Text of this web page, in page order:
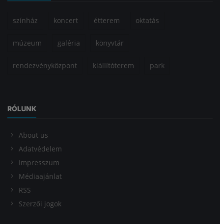
színház koncert étterem oktatás
múzeum galéria könyvtár
rendezvényközpont kiállítóterem park
RÓLUNK
About us
Adatvédelem
Impresszum
Médiaajánlat
RSS
Szerzői jogok